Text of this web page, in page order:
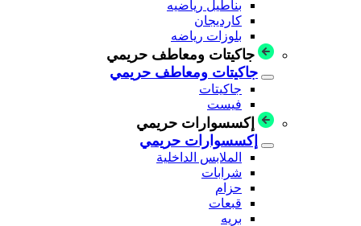
بناطيل رياضيه
كارديجان
بلوزات رياضه
جاكيتات ومعاطف حريمي
جاكيتات ومعاطف حريمي
جاكيتات
فيست
إكسسوارات حريمي
إكسسوارات حريمي
الملابس الداخلية
شرابات
حزام
قبعات
بريه